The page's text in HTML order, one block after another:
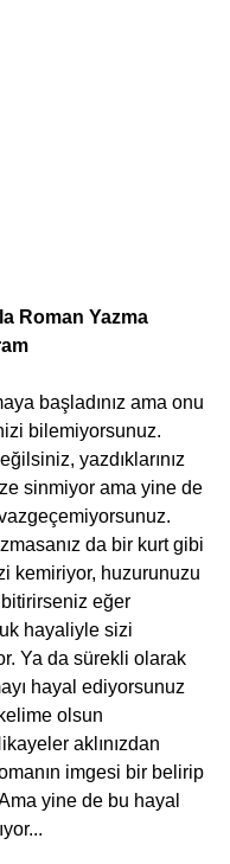
Roman Yazma
başladınız ama onu
bilemiyorsunuz.
yazdıklarınız
sinmiyor ama yine de
da bir kurt gibi
kemiriyor, huzurunuzu
bitirirseniz eğer
hayaliyle sizi
Ya da sürekli olarak
hayal ediyorsunuz
olsun
aklınızdan
imgesi bir belirip
yine de bu hayal